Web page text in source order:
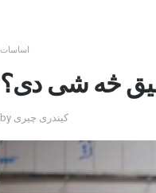
اساسات
څه شی دی؟
by کیندری چیری